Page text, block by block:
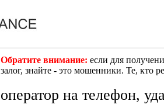
Обратите внимание: если для
залог, знайте - это мошенники. Те, кто
оператор на телефон,